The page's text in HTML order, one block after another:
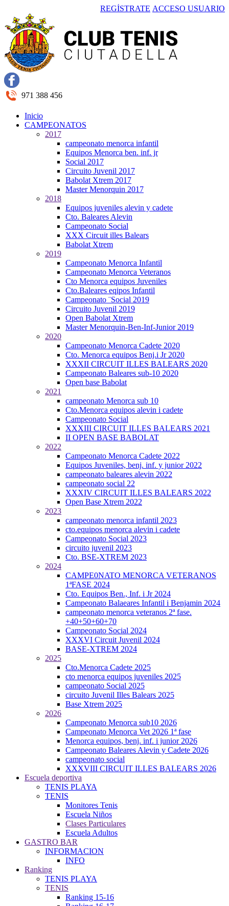
REGÍSTRATE ACCESO USUARIO
971 388 456
Inicio
CAMPEONATOS
2017
campeonato menorca infantil
Equipos Menorca ben. inf. jr
Social 2017
Circuito Juvenil 2017
Babolat Xtrem 2017
Master Menorquin 2017
2018
Equipos juveniles alevin y cadete
Cto. Baleares Alevin
Campeonato Social
XXX Circuit illes Balears
Babolat Xtrem
2019
Campeonato Menorca Infantil
Campeonato Menorca Veteranos
Cto Menorca equipos Juveniles
Cto.Baleares eqipos Infantil
Campeonato ¨Social 2019
Circuito Juvenil 2019
Open Babolat Xtrem
Master Menorquin-Ben-Inf-Junior 2019
2020
Campeonato Menorca Cadete 2020
Cto. Menorca equipos Benj.i Jr 2020
XXXII CIRCUIT ILLES BALEARS 2020
Campeonato Baleares sub-10 2020
Open base Babolat
2021
campeonato Menorca sub 10
Cto.Menorca equipos alevin i cadete
Campeonato Social
XXXIII CIRCUIT ILLES BALEARS 2021
II OPEN BASE BABOLAT
2022
Campeonato Menorca Cadete 2022
Equipos Juveniles, benj. inf. y junior 2022
campeonato baleares alevin 2022
campeonato social 22
XXXIV CIRCUIT ILLES BALEARS 2022
Open Base Xtrem 2022
2023
campeonato menorca infantil 2023
cto.equipos menorca alevin i cadete
Campeonato Social 2023
circuito juvenil 2023
Cto. BSE-XTREM 2023
2024
CAMPE0NATO MENORCA VETERANOS
1ªFASE 2024
Cto. Equipos Ben., Inf. i Jr 2024
Campeonato Balaeares Infantil i Benjamin 2024
campeonato menorca veteranos 2ª fase.
+40+50+60+70
Campeonato Social 2024
XXXVI Circuit Juvenil 2024
BASE-XTREM 2024
2025
Cto.Menorca Cadete 2025
cto menorca equipos juveniles 2025
campeonato Social 2025
circuito Juvenil Illes Balears 2025
Base Xtrem 2025
2026
Campeonato Menorca sub10 2026
Campeonato Menorca Vet 2026 1ª fase
Menorca equipos, benj. inf. i junior 2026
Campeonato Baleares Alevin y Cadete 2026
campeonato social
XXXVIII CIRCUIT ILLES BALEARS 2026
Escuela deportiva
TENIS PLAYA
TENIS
Monitores Tenis
Escuela Niños
Clases Particulares
Escuela Adultos
GASTRO BAR
INFORMACION
INFO
Ranking
TENIS PLAYA
TENIS
Ranking 15-16